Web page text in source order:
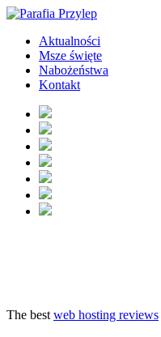
Aktualności
Msze święte
Nabożeństwa
Kontakt
The best web hosting reviews